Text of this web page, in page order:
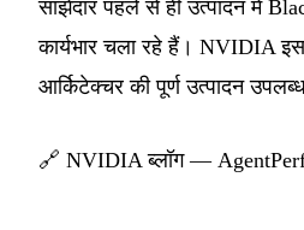
साझेदार पहले से ही उत्पादन में
कार्यभार चला रहे हैं। NVIDIA
आर्किटेक्चर की पूर्ण उत्पादन
🔗 NVIDIA ब्लॉग —